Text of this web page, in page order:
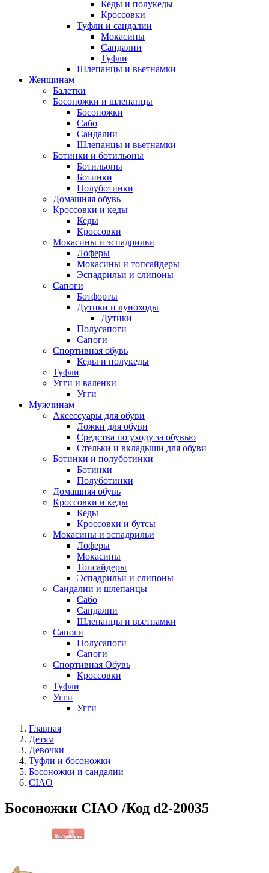
Кеды и полукеды
Кроссовки
Туфли и сандалии
Мокасины
Сандалии
Туфли
Шлепанцы и вьетнамки
Женщинам
Балетки
Босоножки и шлепанцы
Босоножки
Сабо
Сандалии
Шлепанцы и вьетнамки
Ботинки и ботильоны
Ботильоны
Ботинки
Полуботинки
Домашняя обувь
Кроссовки и кеды
Кеды
Кроссовки
Мокасины и эспадрильи
Лоферы
Мокасины и топсайдеры
Эспадрильи и слипоны
Сапоги
Ботфорты
Дутики и луноходы
Дутики
Полусапоги
Сапоги
Спортивная обувь
Кеды и полукеды
Туфли
Угги и валенки
Угги
Мужчинам
Аксессуары для обуви
Ложки для обуви
Средства по уходу за обувью
Стельки и вкладыши для обуви
Ботинки и полуботинки
Ботинки
Полуботинки
Домашняя обувь
Кроссовки и кеды
Кеды
Кроссовки и бутсы
Мокасины и эспадрильи
Лоферы
Мокасины
Топсайдеры
Эспадрильи и слипоны
Сандалии и шлепанцы
Сабо
Сандалии
Шлепанцы и вьетнамки
Сапоги
Полусапоги
Сапоги
Спортивная Обувь
Кроссовки
Туфли
Угги
Угги
Главная
Детям
Девочки
Туфли и босоножки
Босоножки и сандалии
CIAO
Босоножки CIAO /Код d2-20035